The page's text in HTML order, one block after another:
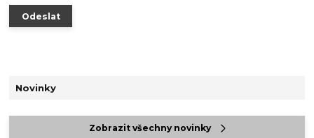
Novinky
Zobrazit všechny novinky